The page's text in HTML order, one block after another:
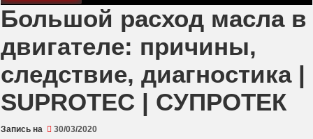
Большой расход масла в
двигателе: причины,
следствие, диагностика |
SUPROTEC | СУПРОТЕК
Запись на 30/03/2020